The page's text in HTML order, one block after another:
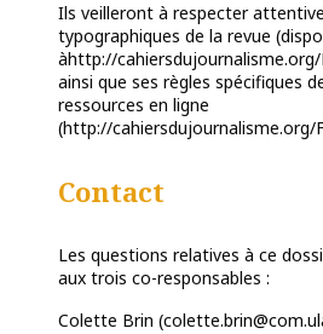
Ils veilleront à respecter
typographiques de la revue
àhttp://
ainsi que ses règles spécifiques
ressources en ligne
(http://cahiersdujournalisme.org/
Contact
Les questions relatives à ce
aux trois co-responsables :
Colette Brin